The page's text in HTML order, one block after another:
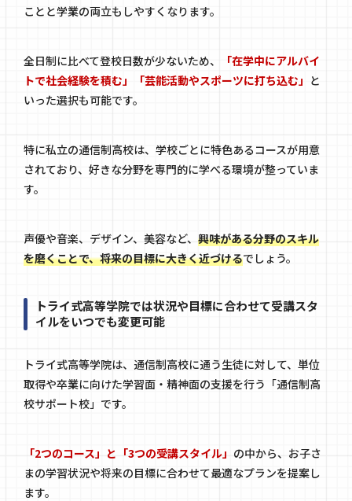
ことと学業の両立もしやすくなります。
全日制に比べて登校日数が少ないため、
「在学中にアルバイ
トで社会経験を積む」「芸能活動やスポーツに打ち込む」 と
いった選択も可能です。
特に私立の通信制高校は、学校ごとに特色あるコースが用意
されており、好きな分野を専門的に学べる環境が整っていま
す。
声優や音楽、デザイン、美容など、 興味がある分野のスキル
を磨くことで、将来の目標に大きく近づけるでしょう。
トライ式高等学院では状況や目標に合わせて受講スタ
イルをいつでも変更可能
トライ式高等学院は、通信制高校に通う生徒に対して、単位
取得や卒業に向けた学習面・精神面の支援を行う「通信制高
校サポート校」です。
「2つのコース」と「3つの受講スタイル」 の中から、お子さ
まの学習状況や将来の目標に合わせて最適なプランを提案し
ます。